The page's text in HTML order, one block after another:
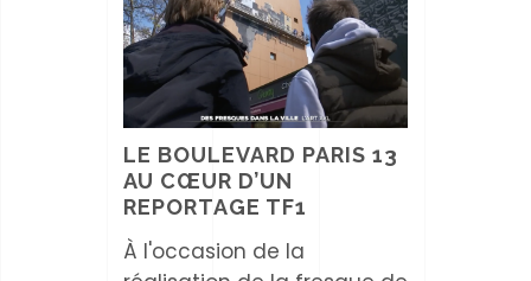
LE BOULEVARD PARIS 13
AU CŒUR D’UN
REPORTAGE TF1
À l'occasion de la